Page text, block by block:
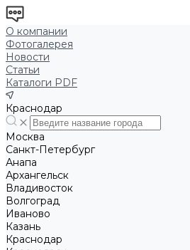
О компании
Фотогалерея
Новости
Статьи
Каталоги PDF
Краснодар
Москва
Санкт-Петербург
Анапа
Архангельск
Владивосток
Волгоград
Иваново
Казань
Краснодар